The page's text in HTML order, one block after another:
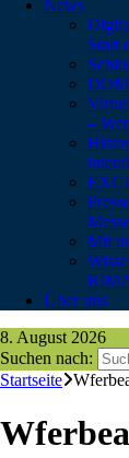
News
Start
–
Mit
Über uns
8. August 2026
Suchen nach:
Startseite